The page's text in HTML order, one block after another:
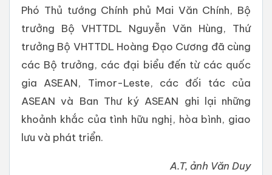
Phó Thủ tướng Chính phủ Mai Văn Chính, Bộ
trưởng Bộ VHTTDL Nguyễn Văn Hùng, Thứ
trưởng Bộ VHTTDL Hoàng Đạo Cương đã cùng
các Bộ trưởng, các đại biểu đến từ các quốc
gia ASEAN, Timor-Leste, các đối tác của
ASEAN và Ban Thư ký ASEAN ghi lại những
khoảnh khắc của tình hữu nghị, hòa bình, giao
lưu và phát triển.
A.T, ảnh Văn Duy